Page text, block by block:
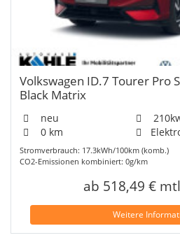
Volkswagen ID.7 Tourer Pro
Black Matrix
neu
0 km
Stromverbrauch: 17.3kWh/100km (komb.)
CO2-Emissionen kombiniert: 0g/km
ab 518,49 €
Weitere